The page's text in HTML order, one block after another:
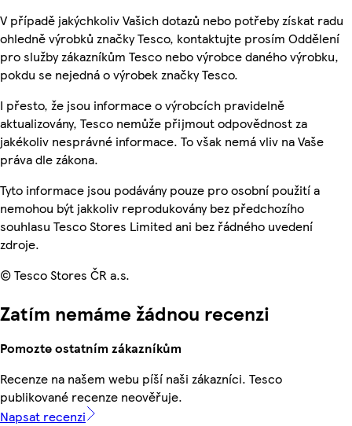
V případě jakýchkoliv Vašich dotazů nebo potřeby získat radu
ohledně výrobků značky Tesco, kontaktujte prosím Oddělení
pro služby zákazníkům Tesco nebo výrobce daného výrobku,
pokdu se nejedná o výrobek značky Tesco.
I přesto, že jsou informace o výrobcích pravidelně
aktualizovány, Tesco nemůže přijmout odpovědnost za
jakékoliv nesprávné informace. To však nemá vliv na Vaše
práva dle zákona.
Tyto informace jsou podávány pouze pro osobní použití a
nemohou být jakkoliv reprodukovány bez předchozího
souhlasu Tesco Stores Limited ani bez řádného uvedení
zdroje.
© Tesco Stores ČR a.s.
Zatím nemáme žádnou recenzi
Pomozte ostatním zákazníkům
Recenze na našem webu píší naši zákazníci. Tesco
publikované recenze neověřuje.
Napsat recenzi